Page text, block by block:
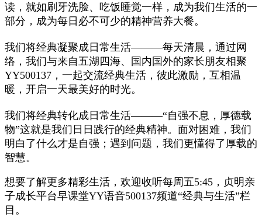
读，就如刷牙洗脸、吃饭睡觉一样，成为我们生活的一
部分，成为每日必不可少的精神营养大餐。
我们将经典凝聚成日常生活―――每天清晨，通过网
络，我们与来自五湖四海、国内国外的家长朋友相聚
YY500137，一起交流经典生活，彼此激励，互相温
暖，开启一天最美好的时光。
我们将经典转化成日常生活―――“自强不息，厚德载
物”这就是我们日日践行的经典精神。面对困难，我们
明白了什么才是自强；遇到问题，我们更懂得了厚载的
智慧。
想要了解更多精彩生活，欢迎收听每周五5:45，贞明亲
子成长平台早课堂YY语音500137频道“经典与生活”栏
目。